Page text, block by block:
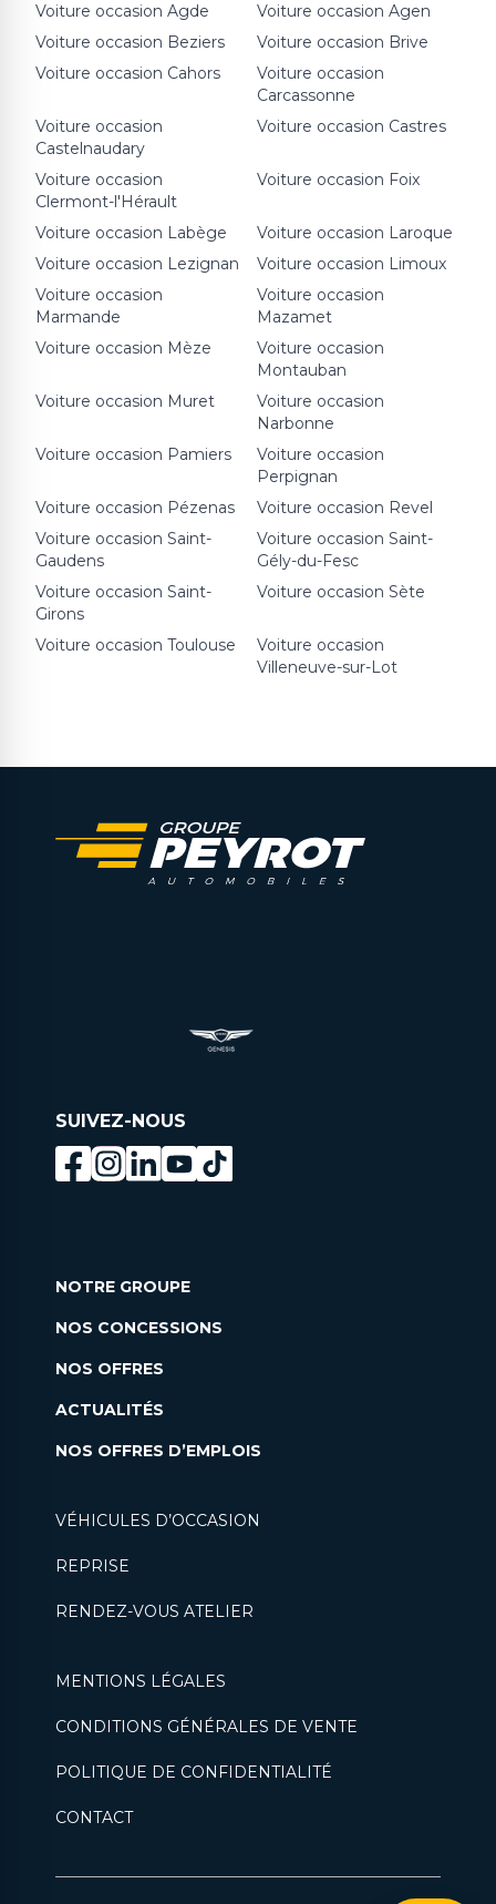
Voiture occasion Agde Voiture occasion Agen
Voiture occasion Beziers Voiture occasion Brive
Voiture occasion Cahors
Voiture occasion
Carcassonne
Voiture occasion
Castelnaudary
Voiture occasion Castres
Voiture occasion
Clermont-l'Hérault
Voiture occasion Foix
Voiture occasion Labège Voiture occasion Laroque
Voiture occasion Lezignan Voiture occasion Limoux
Voiture occasion
Marmande
Voiture occasion
Mazamet
Voiture occasion Mèze
Voiture occasion
Montauban
Voiture occasion Muret
Voiture occasion
Narbonne
Voiture occasion Pamiers
Voiture occasion
Perpignan
Voiture occasion Pézenas Voiture occasion Revel
Voiture occasion Saint-
Gaudens
Voiture occasion Saint-
Gély-du-Fesc
Voiture occasion Saint-
Girons
Voiture occasion Sète
Voiture occasion Toulouse
Voiture occasion
Villeneuve-sur-Lot
SUIVEZ-NOUS
NOTRE GROUPE
NOS CONCESSIONS
NOS OFFRES
ACTUALITÉS
NOS OFFRES D’EMPLOIS
VÉHICULES D’OCCASION
REPRISE
RENDEZ-VOUS ATELIER
MENTIONS LÉGALES
CONDITIONS GÉNÉRALES DE VENTE
POLITIQUE DE CONFIDENTIALITÉ
CONTACT